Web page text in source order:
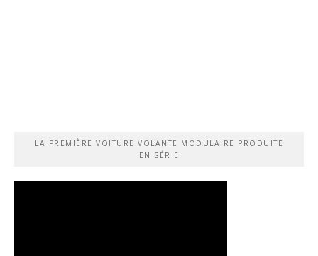
LA PREMIÈRE VOITURE VOLANTE MODULAIRE PRODUITE
EN SÉRIE